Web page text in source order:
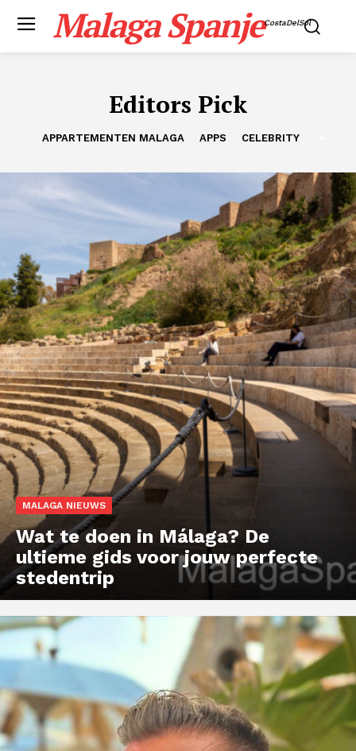
Malaga SpanjeCostaDelSol
Editors Pick
APPARTEMENTEN MALAGA APPS CELEBRITY
MALAGA NIEUWS
Wat te doen in Málaga? De
ultieme gids voor jouw perfecte
stedentrip